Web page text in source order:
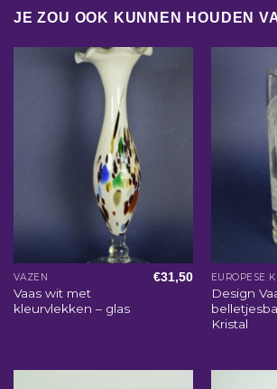
JE ZOU OOK KUNNEN HOUDEN
VAZEN
Vaas wit met
kleurvlekken – glas
€31,50 EUROPESE
Design
Kristal